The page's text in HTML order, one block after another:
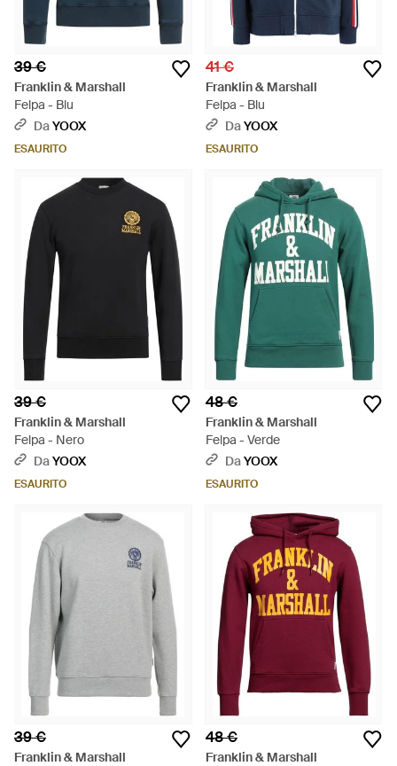
39 €
Franklin & Marshall
Felpa - Blu
DaYOOX
ESAURITO
41 €
Franklin & Marshall
Felpa - Blu
DaYOOX
ESAURITO
39 €
Franklin & Marshall
Felpa - Nero
DaYOOX
ESAURITO
48 €
Franklin & Marshall
Felpa - Verde
DaYOOX
ESAURITO
39 €
Franklin & Marshall
48 €
Franklin & Marshall